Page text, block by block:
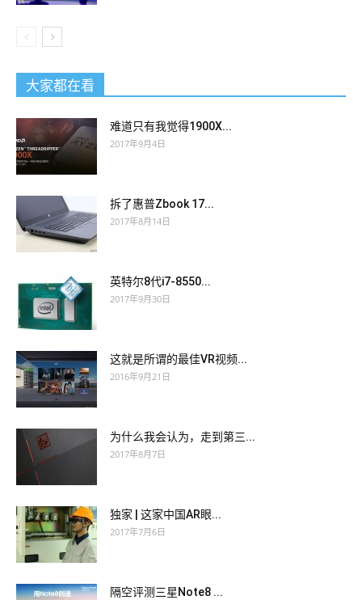
大家都在看
难道只有我觉得1900X...
2017年9月4日
拆了惠普Zbook 17...
2017年8月14日
英特尔8代i7-8550...
2017年9月30日
这就是所谓的最佳VR视频...
2016年9月21日
为什么我会认为，走到第三...
2017年8月7日
独家 | 这家中国AR眼...
2017年7月6日
隔空评测三星Note8 ...